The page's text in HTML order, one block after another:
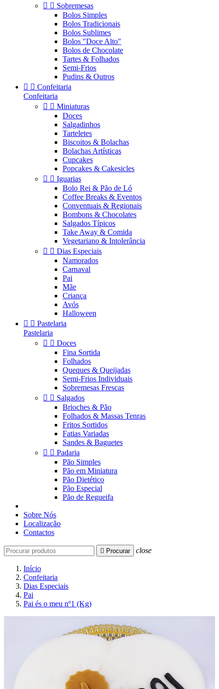
  Sobremesas
Bolos Simples
Bolos Tradicionais
Bolos Sublimes
Bolos "Doce Alto"
Bolos de Chocolate
Tartes & Folhados
Semi-Frios
Pudins & Outros
  Confeitaria
Confeitaria
  Miniaturas
Doces
Salgadinhos
Tarteletes
Biscoitos & Bolachas
Bolachas Artísticas
Cupcakes
Popcakes & Cakesicles
  Iguarias
Bolo Rei & Pão de Ló
Coffee Breaks & Eventos
Conventuais & Regionais
Bombons & Chocolates
Salgados Típicos
Take Away & Comida
Vegetariano & Intolerância
  Dias Especiais
Namorados
Carnaval
Pai
Mãe
Criança
Avós
Halloween
  Pastelaria
Pastelaria
  Doces
Fina Sortida
Folhados
Queques & Queijadas
Semi-Frios Individuais
Sobremesas Frescas
  Salgados
Brioches & Pão
Folhados & Massas Tenras
Fritos Sortidos
Fatias Variadas
Sandes & Baguetes
  Padaria
Pão Simples
Pão em Miniatura
Pão Dietético
Pão Especial
Pão de Regueifa
Sobre Nós
Localização
Contactos
 Procurar close
Início
Confeitaria
Dias Especiais
Pai
Pai és o meu nº1 (Kg)